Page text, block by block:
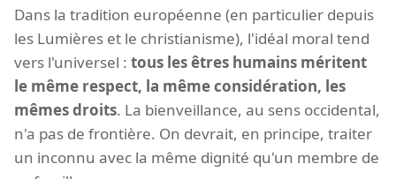
Dans la tradition européenne (en particulier depuis
les Lumières et le christianisme), l'idéal moral tend
vers l'universel : tous les êtres humains méritent
le même respect, la même considération, les
mêmes droits. La bienveillance, au sens occidental,
n'a pas de frontière. On devrait, en principe, traiter
un inconnu avec la même dignité qu'un membre de